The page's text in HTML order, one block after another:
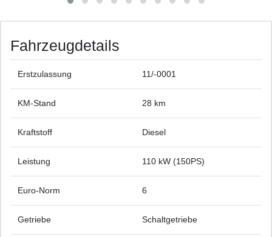
Fahrzeugdetails
Erstzulassung 11/-0001
KM-Stand 28 km
Kraftstoff Diesel
Leistung 110 kW (150PS)
Euro-Norm 6
Getriebe Schaltgetriebe